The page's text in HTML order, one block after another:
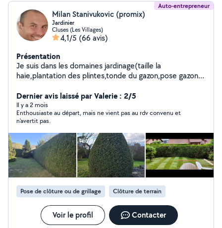
Auto-entrepreneur
Milan Stanivukovic (promix)
Jardinier
Cluses (Les Villages)
4,1/5 (66 avis)
Présentation
Je suis dans les domaines jardinage(taille la
haie,plantation des plintes,tonde du gazon,pose gazon
grillage
souple/rigide),demolition,renovation(peinture,enduit,de
molition,pose du parquet,pose du
lino/moquette),bricolage(montage des
armoires,meubles,pose des lampes,barres du
rideaux,pose tableaux),demanagament,petite
maçonnerie(couler dalle du beton,poser les pave et
dalle) il y 7ans.Je suis completement equipé pro pour
chaque domaine du travail.
Dernier avis laissé par Valerie : 2/5
Il y a 2 mois
Enthousiaste au départ, mais ne vient pas au rdv convenu et
n'avertit pas.
Pose de clôture ou de grillage Clôture de terrain
Voir le profil Contacter